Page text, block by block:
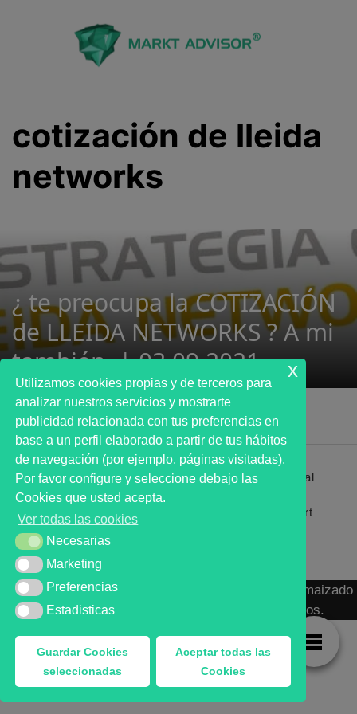
cotización de lleida
networks
¿ te preocupa la COTIZACIÓN
de LLEIDA NETWORKS ? A mi
también. | 03.09.2021
Primer analista bursátil automatizado profesional
que ayuda a la decisión | First automated stock
markets analyst software as a desission support
system.
MARKT ADVISOR ® 2016 :: Análisis Bursátil Automaizado
de Activos Cotizados en Mercados Organizados.
Utilizamos cookies propias y de terceros para
analizar nuestros servicios y mostrarte
publicidad relacionada con tus preferencias en
base a un perfil elaborado a partir de tus hábitos
de navegación (por ejemplo, páginas visitadas).
Por favor configure y seleccione debajo las
Cookies que usted acepta.
Ver todas las cookies
NecesariasNecesarias
MarketingMarketing
Preferencias
Preferencias
Estadisticas
Estadisticas
Guardar Cookies
seleccionadas
Aceptar todas las
Cookies
x